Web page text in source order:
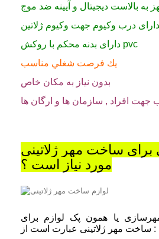
به بالاست دیجیتال و آیینه ضد موج
دارای درب وکیوم جهت وکیوم ژلاتین
دارای بدنه محکم با روکش pvc
يك فرصت شغلي مناسب
بدون نياز به مكان خاص
جهت افراد , سازمان ها و ارگان ها
برای ساخت مهر ژلاتینی
مورد نیاز است ؟
یا همون پک لوازم برای
ساخت مهر ژلاتینی عبارت است از :